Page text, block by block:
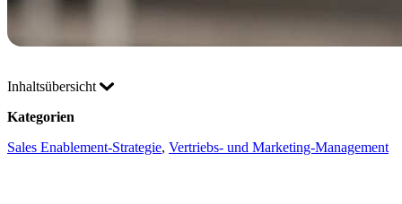
Inhaltsübersicht
Kategorien
Sales Enablement-Strategie, Vertriebs- und Marketing-Management